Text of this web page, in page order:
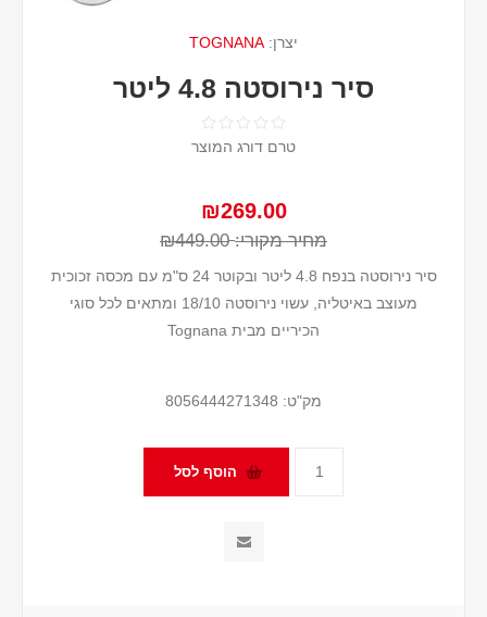
יצרן: TOGNANA
סיר נירוסטה 4.8 ליטר
טרם דורג המוצר
₪269.00
מחיר מקורי: ₪449.00
סיר נירוסטה בנפח 4.8 ליטר ובקוטר 24 ס"מ עם מכסה זכוכית
מעוצב באיטליה, עשוי נירוסטה 18/10 ומתאים לכל סוגי
הכיריים מבית Tognana
מק"ט: 8056444271348